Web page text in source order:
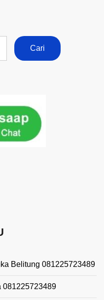
Belitung 081225723489
081225723489